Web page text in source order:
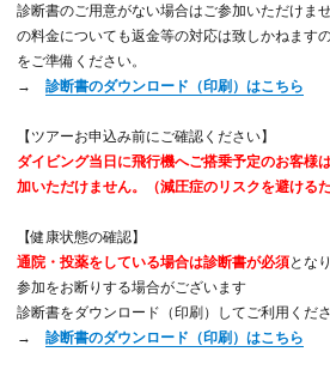
診断書のご用意がない場合はご参加いただけま
の料金についても返金等の対応は致しかねます
をご準備ください。
→診断書のダウンロード（印刷）はこちら
【ツアーお申込み前にご確認ください】
ダイビング当日に飛行機へご搭乗予定のお客様
加いただけません。（減圧症のリスクを避けるた
【健康状態の確認】
通院・投薬をしている場合は診断書が必須とな
参加をお断りする場合がございます
診断書をダウンロード（印刷）してご利用くださ
→診断書のダウンロード（印刷）はこちら